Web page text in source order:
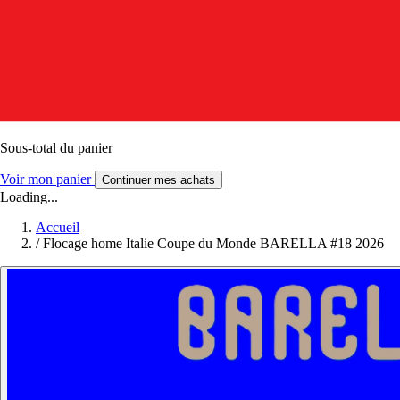
Sous-total du panier
Voir mon panier Continuer mes achats
Loading...
Accueil
/ Flocage home Italie Coupe du Monde BARELLA #18 2026